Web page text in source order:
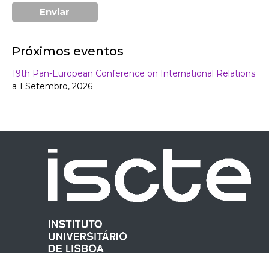
Próximos eventos
19th Pan-European Conference on International Relations
a 1 Setembro, 2026